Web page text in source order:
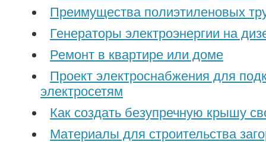
Преимущества полиэтиленовых
Генераторы электроэнергии на
Ремонт в квартире или доме
Проект электроснабжения для
электросетям
Как создать безупречную крышу
Материалы для строительства